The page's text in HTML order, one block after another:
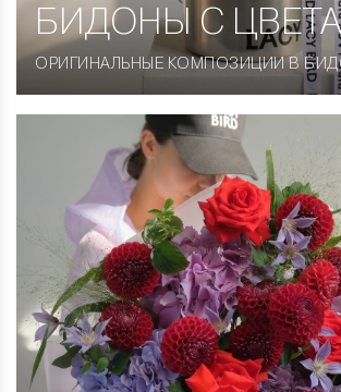
БИДОНЫ С
ОРИГИНАЛЬНЫЕ КОМПОЗИЦИИ В